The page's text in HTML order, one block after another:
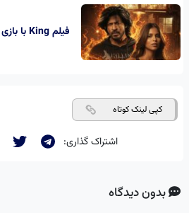
فیلم King با بازی شاهرخ خان و دخترش
کپی لینک کوتاه
اشتراک گذاری:
بدون دیدگاه